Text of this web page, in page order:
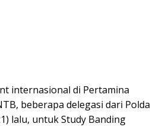
internasional di Pertamina
beberapa delegasi dari Polda
lalu, untuk Study Banding